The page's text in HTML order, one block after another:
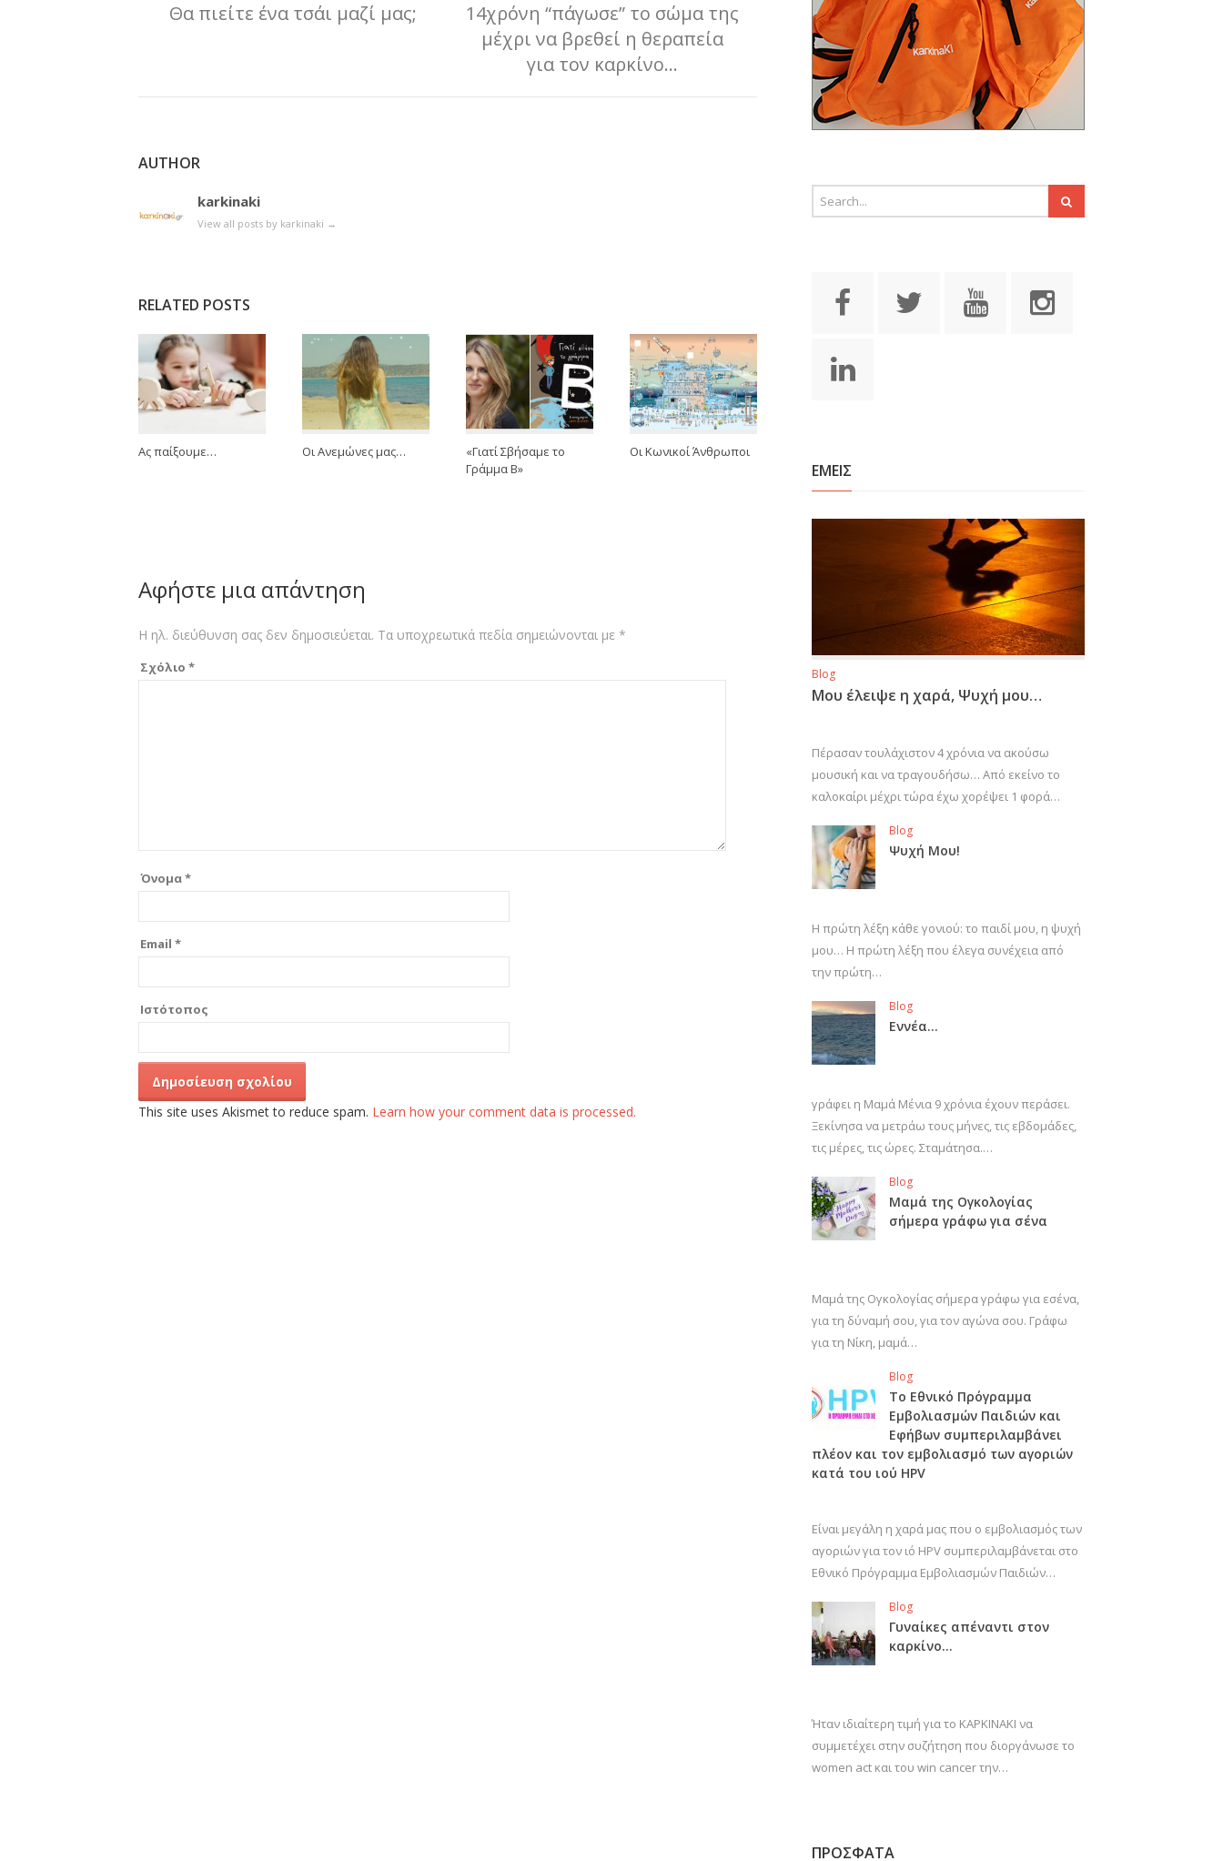
Θα πιείτε ένα τσάι μαζί μας;
14χρόνη “πάγωσε” το σώμα της
μέχρι να βρεθεί η θεραπεία
για τον καρκίνο…
AUTHOR
karkinaki
View all posts by karkinaki →
RELATED POSTS
Ας παίξουμε… Οι Ανεμώνες μας…
«Γιατί Σβήσαμε το
Γράμμα Β»
Oι Κωνικοί Άνθρωποι
Αφήστε μια απάντηση
Η ηλ. διεύθυνση σας δεν δημοσιεύεται. Τα υποχρεωτικά πεδία σημειώνονται με *
Σχόλιο *
Όνομα*
Email *
Ιστότοπος
This site uses Akismet to reduce spam. Learn how your comment data is processed.
ΕΜΕΙΣ
Blog
Μου έλειψε η χαρά, Ψυχή μου…
Πέρασαν τουλάχιστον 4 χρόνια να ακούσω
μουσική και να τραγουδήσω… Από εκείνο το
καλοκαίρι μέχρι τώρα έχω χορέψει 1 φορά…
Blog
Ψυχή Μου!
Η πρώτη λέξη κάθε γονιού: το παιδί μου, η ψυχή
μου… Η πρώτη λέξη που έλεγα συνέχεια από
την πρώτη…
Blog
Εννέα…
γράφει η Μαμά Μένια 9 χρόνια έχουν περάσει.
Ξεκίνησα να μετράω τους μήνες, τις εβδομάδες,
τις μέρες, τις ώρες. Σταμάτησα.…
Blog
Μαμά της Ογκολογίας
σήμερα γράφω για σένα
Μαμά της Ογκολογίας σήμερα γράφω για εσένα,
για τη δύναμή σου, για τον αγώνα σου. Γράφω
για τη Νίκη, μαμά…
Blog
Το Εθνικό Πρόγραμμα
Εμβολιασμών Παιδιών και
Εφήβων συμπεριλαμβάνει
πλέον και τον εμβολιασμό των αγοριών
κατά του ιού HPV
Είναι μεγάλη η χαρά μας που ο εμβολιασμός των
αγοριών για τον ιό HPV συμπεριλαμβάνεται στο
Εθνικό Πρόγραμμα Εμβολιασμών Παιδιών…
Blog
Γυναίκες απέναντι στον
καρκίνο…
Ήταν ιδιαίτερη τιμή για το ΚΑΡΚΙΝΑΚΙ να
συμμετέχει στην συζήτηση που διοργάνωσε το
women act και του win cancer την…
ΠΡΟΣΦΑΤΑ